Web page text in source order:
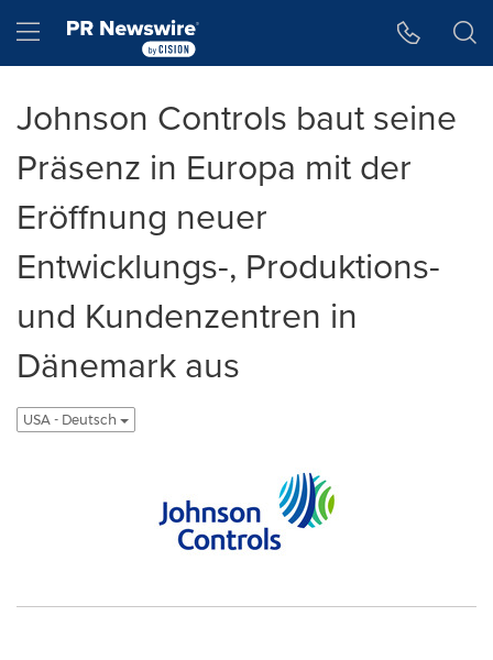
Hamburger menu
Johnson Controls baut seine
Präsenz in Europa mit der
Eröffnung neuer
Entwicklungs-, Produktions-
und Kundenzentren in
Dänemark aus
USA - Deutsch